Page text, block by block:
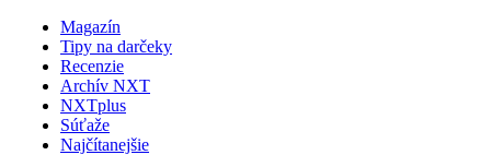
Magazín
Tipy na darčeky
Recenzie
Archív NXT
NXTplus
Súťaže
Najčítanejšie